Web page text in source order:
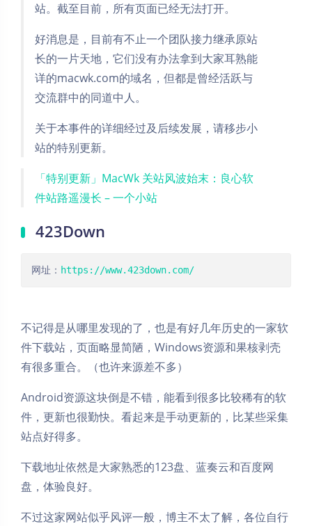
站。截至目前，所有页面已经无法打开。
好消息是，目前有不止一个团队接力继承原站
长的一片天地，它们没有办法拿到大家耳熟能
详的macwk.com的域名，但都是曾经活跃与
交流群中的同道中人。
关于本事件的详细经过及后续发展，请移步小
站的特别更新。
「特别更新」MacWk 关站风波始末：良心软
件站路遥漫长 – 一个小站
423Down
网址： https://www.423down.com/
不记得是从哪里发现的了，也是有好几年历史的一家软
件下载站，页面略显简陋，Windows资源和果核剥壳
有很多重合。（也许来源差不多）
Android资源这块倒是不错，能看到很多比较稀有的软
件，更新也很勤快。看起来是手动更新的，比某些采集
站点好得多。
下载地址依然是大家熟悉的123盘、蓝奏云和百度网
盘，体验良好。
不过这家网站似乎风评一般，博主不太了解，各位自行